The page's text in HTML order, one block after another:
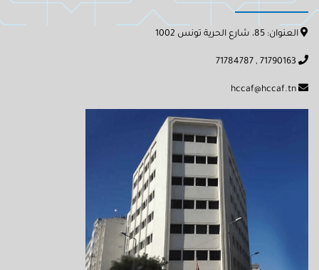
العنوان: 85، شارع الحرية تونس 1002